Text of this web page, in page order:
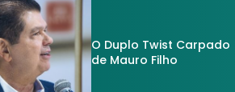
O Duplo Twist Carpado
de Mauro Filho